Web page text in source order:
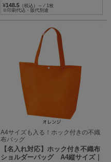
¥148.5 （税込）～ ⁄ 1枚
※印刷代込・版代別途
A4サイズも入る！ホック付きの不織
布バッグ
【名入れ対応】ホック付き不織布
ショルダーバッグ A4縦サイズ｜